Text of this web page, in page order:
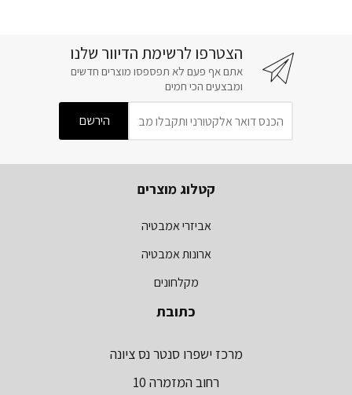
הצטרפו לרשימת הדיוור שלנו
אתם אף פעם לא תפספסו מוצרים חדשים
ומבצעים הכי חמים
קטלוג מוצרים
אביזרי אמבטיה
ארונות אמבטיה
מקלחונים
כתובת
מרכז ישפרו סנטר נס ציונה
רחוב המזמרה 10